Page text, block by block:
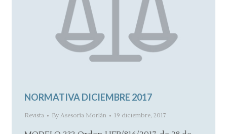
NORMATIVA DICIEMBRE 2017
Revista By Asesoría Morlán 19 diciembre, 2017